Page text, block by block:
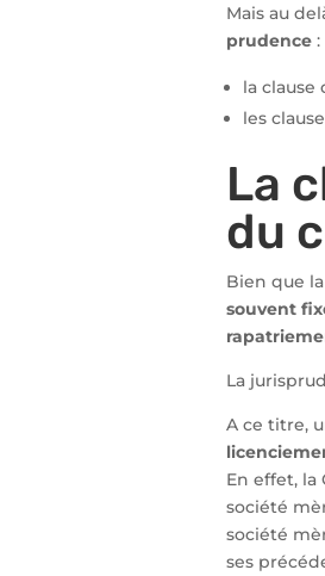
Mais au
prudence :
la clause
les
La
du
Bien que
souvent
La
A ce titre,
En effet, la
société
société
ses